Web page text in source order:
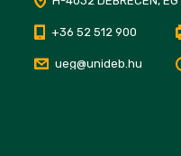
+36 52 512 900
ueg@unideb.hu